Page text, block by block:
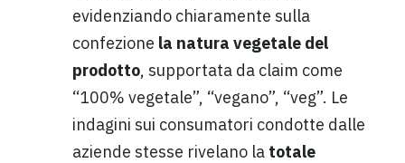
evidenziando chiaramente sulla
confezione la natura vegetale del
prodotto, supportata da claim come
“100% vegetale”, “vegano”, “veg”. Le
indagini sui consumatori condotte dalle
aziende stesse rivelano la totale